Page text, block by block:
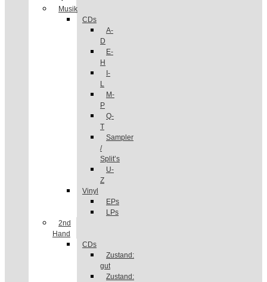
Musik
CDs
A-
D
E-
H
I-
L
M-
P
Q-
T
Sampler
/
Split’s
U-
Z
Vinyl
EPs
LPs
2nd
Hand
CDs
Zustand:
gut
Zustand: